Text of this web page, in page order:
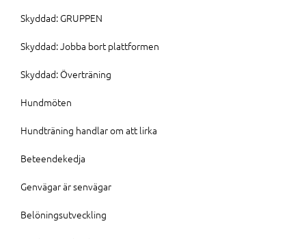
Skyddad: GRUPPEN
Skyddad: Jobba bort plattformen
Skyddad: Överträning
Hundmöten
Hundträning handlar om att lirka
Beteendekedja
Genvägar är senvägar
Belöningsutveckling